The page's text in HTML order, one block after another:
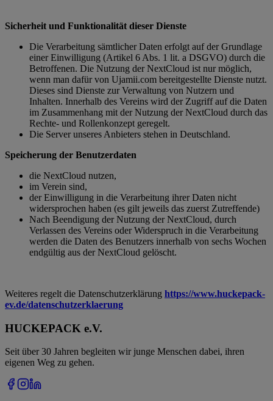
Sicherheit und Funktionalität dieser Dienste
Die Verarbeitung sämtlicher Daten erfolgt auf der Grundlage
einer Einwilligung (Artikel 6 Abs. 1 lit. a DSGVO) durch die
Betroffenen. Die Nutzung der NextCloud ist nur möglich,
wenn man dafür von Ujamii.com bereitgestellte Dienste nutzt.
Dieses sind Dienste zur Verwaltung von Nutzern und
Inhalten. Innerhalb des Vereins wird der Zugriff auf die Daten
im Zusammenhang mit der Nutzung der NextCloud durch das
Rechte- und Rollenkonzept geregelt.
Die Server unseres Anbieters stehen in Deutschland.
Speicherung der Benutzerdaten
die NextCloud nutzen,
im Verein sind,
der Einwilligung in die Verarbeitung ihrer Daten nicht
widersprochen haben (es gilt jeweils das zuerst Zutreffende)
Nach Beendigung der Nutzung der NextCloud, durch
Verlassen des Vereins oder Widerspruch in die Verarbeitung
werden die Daten des Benutzers innerhalb von sechs Wochen
endgültig aus der NextCloud gelöscht.
Weiteres regelt die Datenschutzerklärung https://www.huckepack-
ev.de/datenschutzerklaerung
HUCKEPACK e.V.
Seit über 30 Jahren begleiten wir junge Menschen dabei, ihren
eigenen Weg zu gehen.